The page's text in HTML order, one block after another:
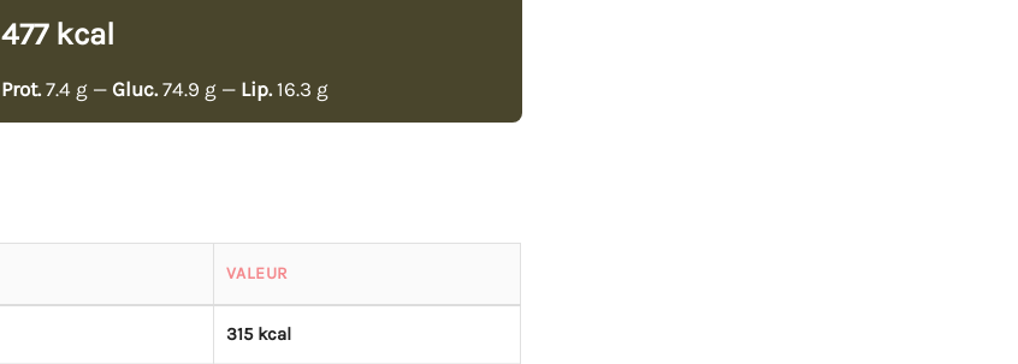
477 kcal
Prot. 7.4 g —Gluc. 74.9 g — Lip. 16.3 g
VALEUR
315 kcal